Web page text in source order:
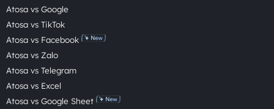
Atosa vs Google
Atosa vs TikTok
Atosa vs Facebook
Atosa vs Zalo
Atosa vs Telegram
Atosa vs Excel
Atosa vs Google Sheet